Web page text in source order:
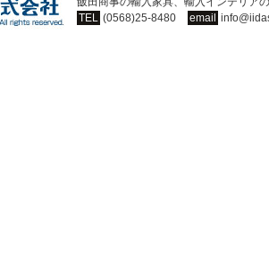
TEL (0568)25-8480 email